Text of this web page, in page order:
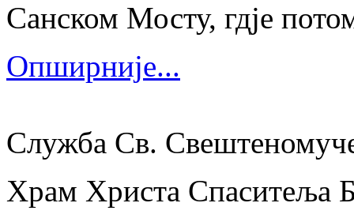
Санском Мосту, гдје
Опширније...
Служба Св.
Храм Христа Спаситеља